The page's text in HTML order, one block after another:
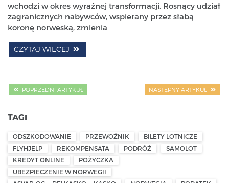
wchodzi w okres wyraźnej transformacji. Rosnący udział
zagranicznych nabywców, wspierany przez słabą
koronę norweską, zmienia
CZYTAJ WIĘCEJ
POPRZEDNI ARTYKUŁ NASTĘPNY ARTYKUŁ
TAGI
ODSZKODOWANIE PRZEWOŹNIK
BILETY LOTNICZE
FLYHJELP
REKOMPENSATA PODRÓŻ
SAMOLOT
KREDYT ONLINE
POŻYCZKA
UBEZPIECZENIE W NORWEGII